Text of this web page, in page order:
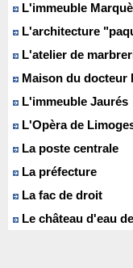
L'immeuble
L'architecture
L'atelier de
Maison du docteur
L'immeuble Jaurés
L'Opèra de
La poste centrale
La préfecture
La fac de droit
Le château d'eau